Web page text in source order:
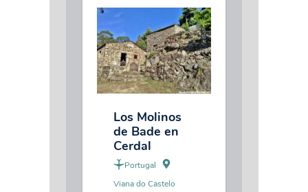
Los Molinos
de Bade en
Cerdal
Portugal
Viana do Castelo